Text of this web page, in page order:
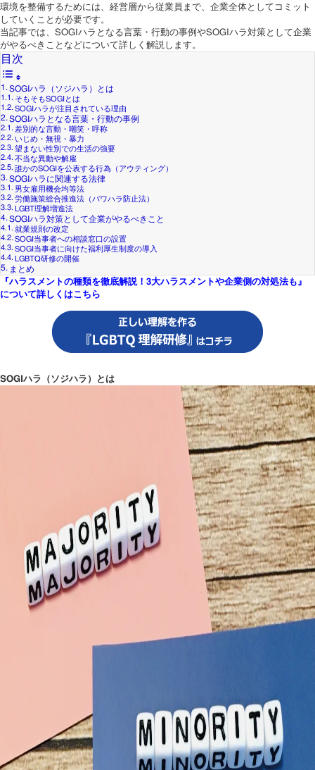
環境を整備するためには、経営層から従業員まで、企業全体としてコミット
していくことが必要です。
当記事では、SOGIハラとなる言葉・行動の事例やSOGIハラ対策として企業
がやるべきことなどについて詳しく解説します。
目次
SOGIハラ（ソジハラ）とは
そもそもSOGIとは
SOGIハラが注目されている理由
SOGIハラとなる言葉・行動の事例
差別的な言動・嘲笑・呼称
いじめ・無視・暴力
望まない性別での生活の強要
不当な異動や解雇
誰かのSOGIを公表する行為（アウティング）
SOGIハラに関連する法律
男女雇用機会均等法
労働施策総合推進法（パワハラ防止法）
LGBT理解増進法
SOGIハラ対策として企業がやるべきこと
就業規則の改定
SOGI当事者への相談窓口の設置
SOGI当事者に向けた福利厚生制度の導入
LGBTQ研修の開催
まとめ
『ハラスメントの種類を徹底解説！3大ハラスメントや企業側の対処法も』
について詳しくはこちら
SOGIハラ（ソジハラ）とは